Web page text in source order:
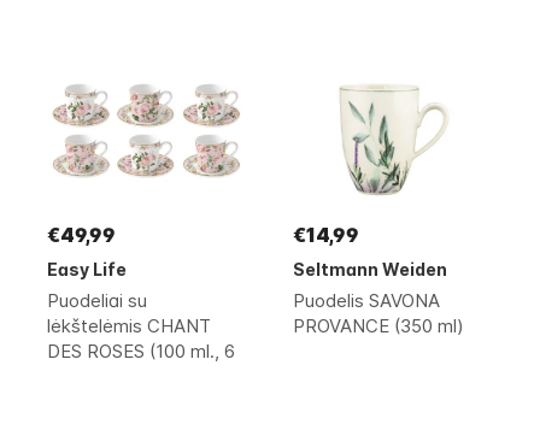
€49,99
Easy Life
Puodeliai su
lėkštelėmis CHANT
DES ROSES (100 ml., 6
€14,99
Seltmann Weiden
Puodelis SAVONA
PROVANCE (350 ml)